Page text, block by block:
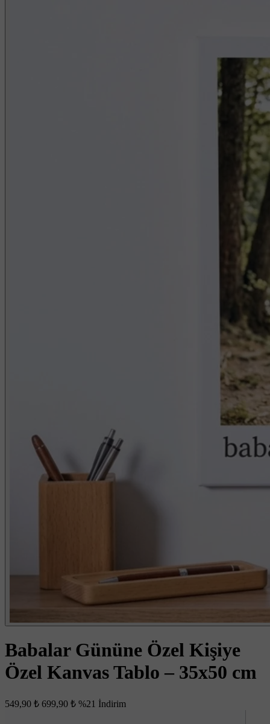
Babalar Gününe Özel Kişiye
Özel Kanvas Tablo – 35x50 cm
549,90 ₺ 699,90 ₺ %21 İndirim